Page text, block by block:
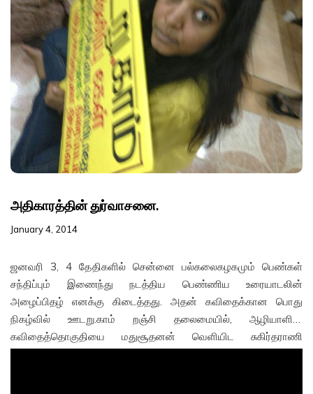
FILMS
ON
DEMAND
அதிகாரத்தின் துர்வாசனை.
January 4, 2014
ஜனவரி 3, 4 தேதிகளில் சென்னை பல்கலைகழகமும் பெண்கள்
சந்திப்பும் இணைந்து நடத்திய பெண்ணிய உரையாடலின்
அழைப்பிதழ் எனக்கு கிடைத்தது. அதன் கவிதைக்கான பொது
நிகழ்வில் ஊடறு.காம் றஞ்சி தலைமையில், ஆழியாளின்
கவிதைத்தொகுதியை மதுசூதனன் வெளியிட சுகிர்தராணி